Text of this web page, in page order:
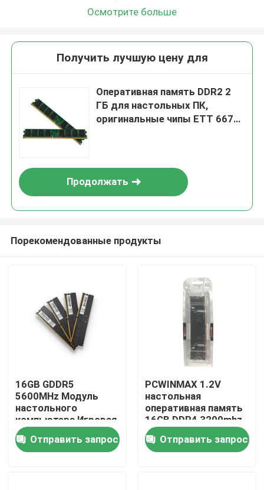
Дом
Продукты
Осмотрите больше
Получить лучшую цену для
Оперативная память DDR2 2
ГБ для настольных ПК,
оригинальные чипы ETT 667
Продолжать
Порекомендованные продукты
16GB GDDR5
5600MHz Модуль
настольного
компьютера Игровая
память OEM ODM
Поддержка 100%
Полная
Отправить запрос
PCWINMAX 1.2V
настольная
оперативная память
16GB DDR4 3200mhz
настольная
оперативная память
Non ECC
Отправить запрос